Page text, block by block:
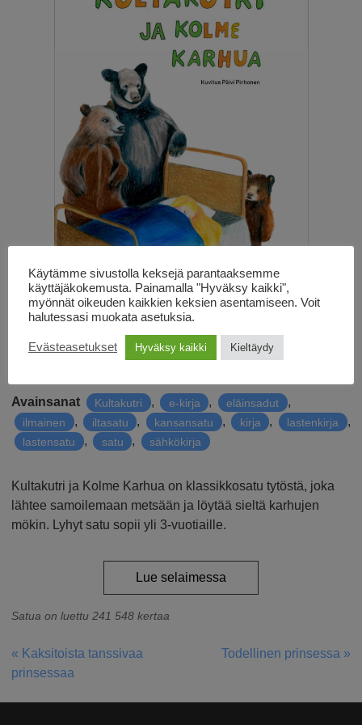
KirjoittanutRobert Southey
Kuvittanut Päivi Pirhonen
Lyhennetty suomennos Kati Weiss
Avainsanat
Kultakutri , e-kirja , eläinsadut ,
ilmainen , iltasatu , kansansatu , kirja , lastenkirja ,
lastensatu , satu , sähkökirja
Kultakutri ja Kolme Karhua on klassikkosatu tytöstä, joka
lähtee samoilemaan metsään ja löytää sieltä karhujen
mökin. Lyhyt satu sopii yli 3-vuotiaille.
Lue selaimessa
Satua on luettu 241 548 kertaa
ARTIKKELIEN
SELAUS
« Kaksitoista tanssivaa
prinsessaa
Todellinen prinsessa »
Käytämme sivustolla keksejä parantaaksemme
käyttäjäkokemusta. Painamalla "Hyväksy kaikki",
myönnät oikeuden kaikkien keksien asentamiseen. Voit
halutessasi muokata asetuksia.
Evästeasetukset Hyväksy kaikki Kieltäydy